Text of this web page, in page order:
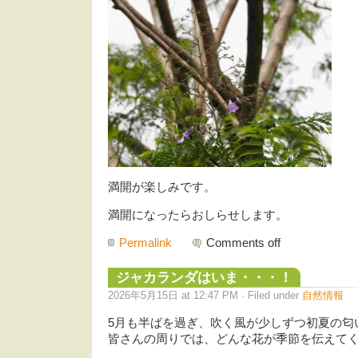
満開が楽しみです。
満開になったらおしらせします。
Permalink Comments off
ジャカランダはいま・・・！
2026年5月15日 at 12:47 PM · Filed under 自然情報
5月も半ばを過ぎ、吹く風が少しずつ初夏の
皆さんの周りでは、どんな花が季節を伝えて